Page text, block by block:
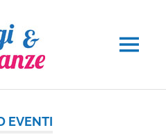
MENU
EVENTI